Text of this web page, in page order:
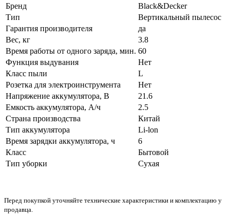
Бренд
Black&Decker
Тип
Вертикальный пылесос
Гарантия производителя
да
Вес, кг
3.8
Время работы от одного заряда, мин. 60
Функция выдувания
Нет
Класс пыли
L
Розетка для электроинструмента
Нет
Напряжение аккумулятора, В
21.6
Емкость аккумулятора, А/ч
2.5
Страна производства
Китай
Тип аккумулятора
Li-lon
Время зарядки аккумулятора, ч
6
Класс
Бытовой
Тип уборки
Сухая
Перед покупкой уточняйте технические характеристики и комплектацию у
продавца.